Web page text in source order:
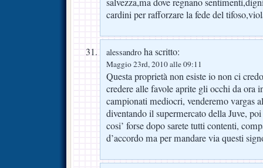
cardini per rafforzare la fede del
alessandro ha scritto:
Maggio 23rd, 2010 alle 09:11
Questa proprietà non esiste io non ci
credere alle favole aprite gli occhi da ora
campionati mediocri, venderemo vargas
diventando il supermercato della Juve,
cosi’ forse dopo sarete tutti contenti,
d’accordo ma per mandare via questi